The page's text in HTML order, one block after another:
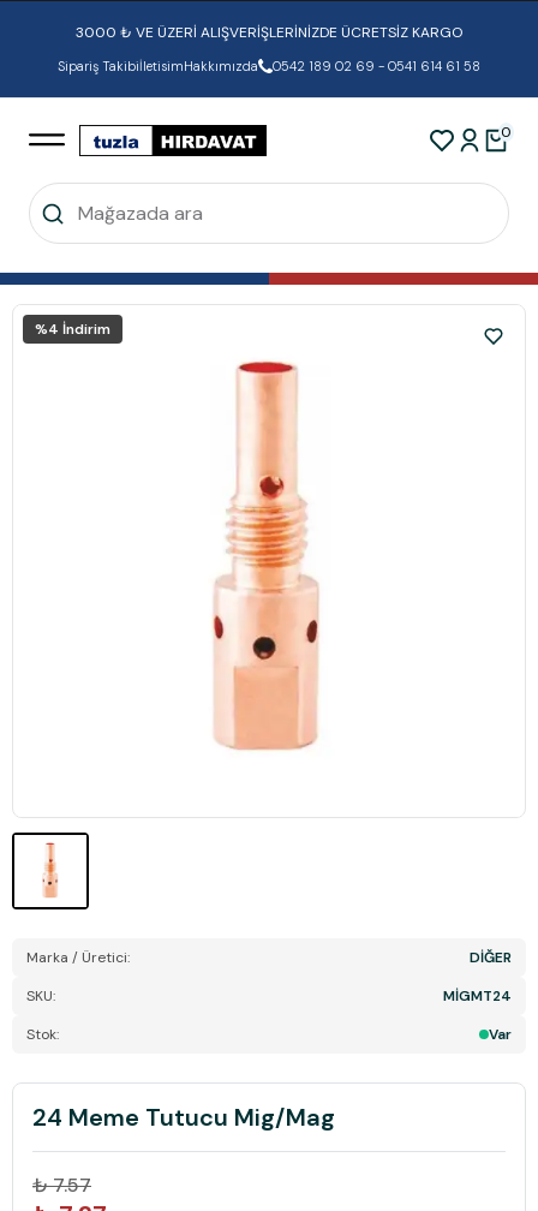
3000 ₺ VE ÜZERİ ALIŞVERİŞLERİNİZDE ÜCRETSİZ KARGO
Sipariş TakibiİletisimHakkımızda 0542 189 02 69 - 0541 614 61 58
0
%4 İndirim
Marka / Üretici:
DİĞER
SKU:
MİGMT24
Stok:
Var
24 Meme Tutucu Mig/Mag
₺ 7.57